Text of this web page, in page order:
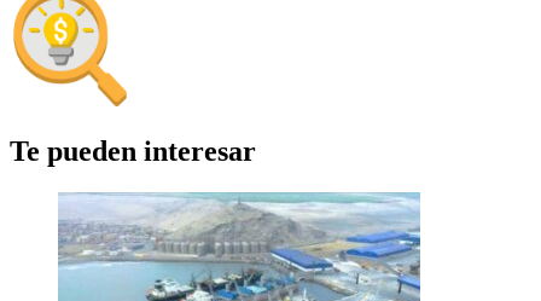
Te pueden interesar